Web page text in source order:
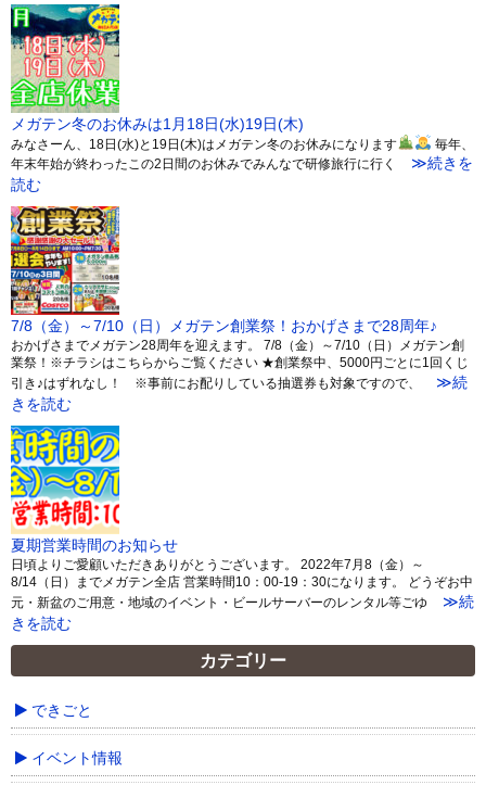
メガテン冬のお休みは1月18日(水)19日(木)
みなさーん、18日(水)と19日(木)はメガテン冬のお休みになります
毎年、
年末年始が終わったこの2日間のお休みでみんなで研修旅行に行く
≫続きを
読む
7/8（金）～7/10（日）メガテン創業祭！おかげさまで28周年♪
おかげさまでメガテン28周年を迎えます。 7/8（金）～7/10（日）メガテン創
業祭！※チラシはこちらからご覧ください ★創業祭中、5000円ごとに1回くじ
引き♪はずれなし！ ※事前にお配りしている抽選券も対象ですので、
≫続
きを読む
夏期営業時間のお知らせ
日頃よりご愛顧いただきありがとうございます。 2022年7月8（金）～
8/14（日）までメガテン全店 営業時間10：00-19：30になります。 どうぞお中
元・新盆のご用意・地域のイベント・ビールサーバーのレンタル等ごゆ
≫続
きを読む
カテゴリー
できごと
イベント情報